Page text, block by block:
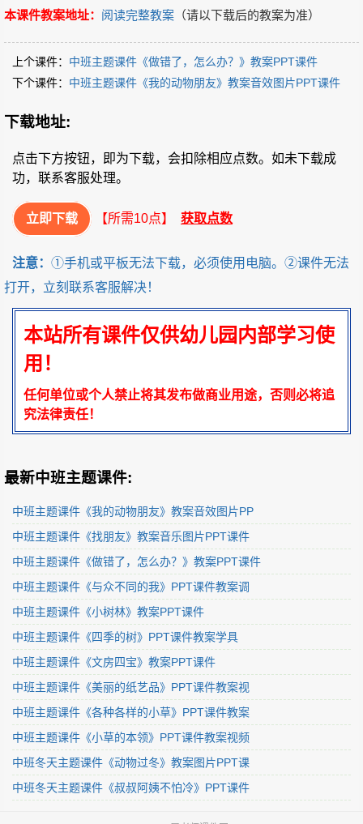
本课件教案地址： 阅读完整教案 （请以下载后的教案为准）
上个课件： 中班主题课件《做错了，怎么办？》教案PPT课件
下个课件： 中班主题课件《我的动物朋友》教案音效图片PPT课件
下载地址:
点击下方按钮，即为下载，会扣除相应点数。如未下载成
功，联系客服处理。
立即下载 【所需10点】 获取点数
注意： ①手机或平板无法下载，必须使用电脑。②课件无法
打开，立刻联系客服解决！
本站所有课件仅供幼儿园内部学习使
用！
任何单位或个人禁止将其发布做商业用途，否则必将追
究法律责任！
最新中班主题课件:
中班主题课件《我的动物朋友》教案音效图片PP
中班主题课件《找朋友》教案音乐图片PPT课件
中班主题课件《做错了，怎么办？》教案PPT课件
中班主题课件《与众不同的我》PPT课件教案调
中班主题课件《小树林》教案PPT课件
中班主题课件《四季的树》PPT课件教案学具
中班主题课件《文房四宝》教案PPT课件
中班主题课件《美丽的纸艺品》PPT课件教案视
中班主题课件《各种各样的小草》PPT课件教案
中班主题课件《小草的本领》PPT课件教案视频
中班冬天主题课件《动物过冬》教案图片PPT课
中班冬天主题课件《叔叔阿姨不怕冷》PPT课件